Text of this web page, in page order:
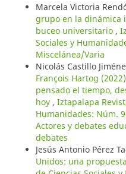
Marcela Victoria
grupo en la dinámica
buceo universitario ,
Sociales y
Miscelánea/Varia
Nicolás Castillo
François Hartog
pensado el tiempo,
hoy , Iztapalapa
Humanidades: Núm.
Actores y debates
debates
Jesús Antonio Pérez
Unidos: una